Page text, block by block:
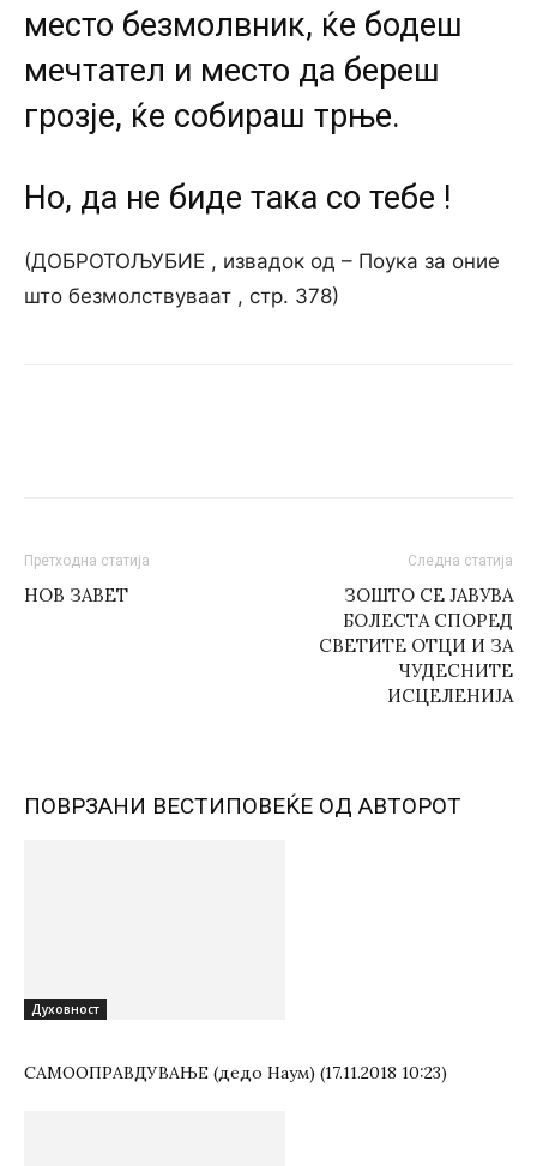
место безмолвник, ќе бодеш
мечтател и место да береш
грозје, ќе собираш трње.
Но, да не биде така со тебе !
(ДОБРОТОЉУБИЕ , извадок од – Поука за оние
што безмолствуваат , стр. 378)
Претходна статија
НОВ ЗАВЕТ
Следна статија
ЗОШТО СЕ ЈАВУВА
БОЛЕСТА СПОРЕД
СВЕТИТЕ ОТЦИ И ЗА
ЧУДЕСНИТЕ
ИСЦЕЛЕНИЈА
ПОВРЗАНИ ВЕСТИПОВЕЌЕ ОД АВТОРОТ
Духовност
САМООПРАВДУВАЊЕ (дедо Наум) (17.11.2018 10:23)